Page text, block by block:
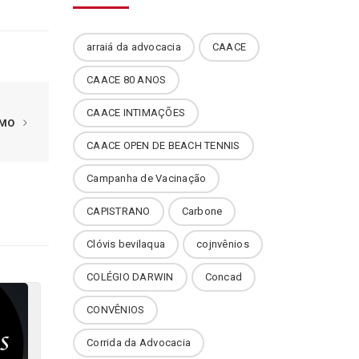
arraiá da advocacia CAACE
CAACE 80 ANOS
CAACE INTIMAÇÕES
CAACE OPEN DE BEACH TENNIS
Campanha de Vacinação
CAPISTRANO Carbone
Clóvis bevilaqua cojnvênios
COLÉGIO DARWIN Concad
CONVÊNIOS
Corrida da Advocacia